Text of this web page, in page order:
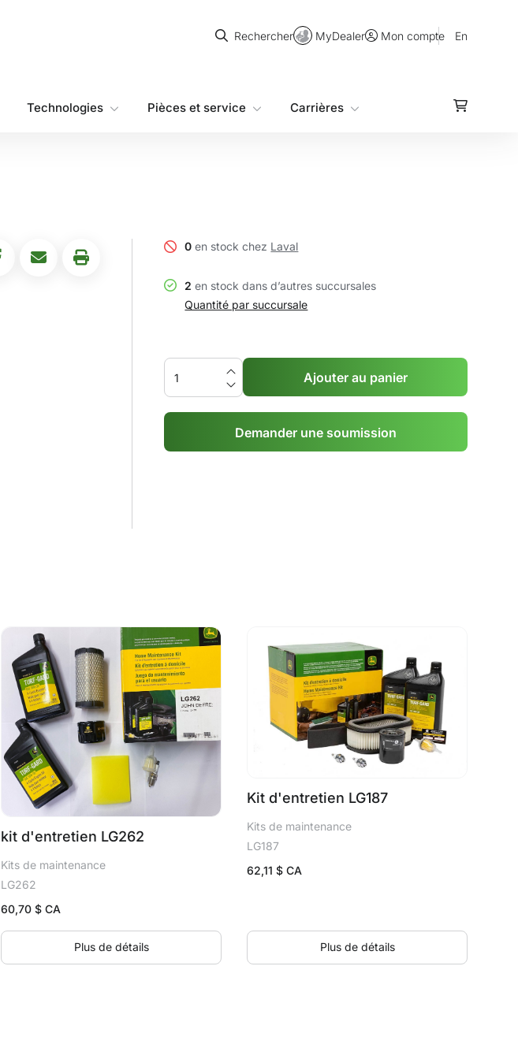
Rechercher
Rechercher MyDealer Mon compte En
Technologies Pièces et service Carrières
0 en stock chez Laval
2 en stock dans d’autres succursales
Quantité par succursale
Ajouter au panier
Demander une soumission
kit d'entretien LG262
Kits de maintenance
LG262
60,70 $ CA
Plus de détails
Kit d'entretien LG187
Kits de maintenance
LG187
62,11 $ CA
Plus de détails